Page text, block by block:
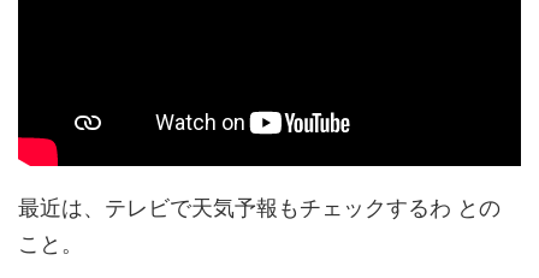
最近は、テレビで天気予報もチェックするわ との
こと。